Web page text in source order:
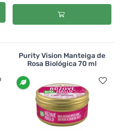
Purity Vision Manteiga de
Rosa Biológica 70 ml